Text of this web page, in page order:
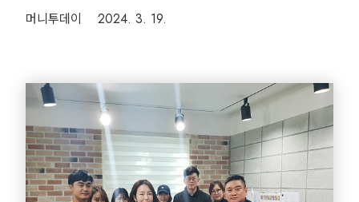
머니투데이 2024. 3. 19.